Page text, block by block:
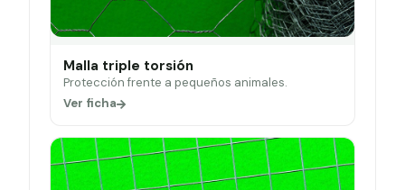
Malla triple torsión
Protección frente a pequeños animales.
Ver ficha